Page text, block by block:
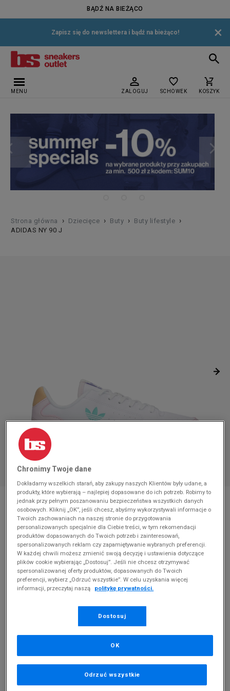
BĄDŹ NA BIEŻĄCO
Zapisz się do newslettera i bądź na bieżąco! ×
MENU ZALOGUJ SCHOWEK KOSZYK
Strona główna › Dziecięce › Buty › Buty lifestyle ›
ADIDAS NY 90 J
* Zdjęcie poglądowe
ADIDAS NY 90 J
Produkt pochodzi z końcówek aktualnych kolekcji, ubiegłych
sezonów lub z ekspozycji.Szczegóły.
zł cena rekomendowana przez producenta
109,99 zł
PRODUKT NIEDOSTĘPNY
Jeśli artykuł będzie ponownie dostępny, otrzymasz od nas
powiadomienie.
Rozmiary EU Rozmiary US
Chronimy Twoje dane
Dokładamy wszelkich starań, aby zakupy naszych Klientów były udane, a
produkty, które wybierają – najlepiej dopasowane do ich potrzeb. Robimy to
jednak przy pełnym poszanowaniu bezpieczeństwa wszystkich danych
osobowych. Kliknij „OK”, jeśli chcesz, abyśmy wykorzystywali informacje o
Twoich zachowaniach na naszej stronie do przygotowania
personalizowanych specjalnie dla Ciebie treści, w tym rekomendacji
produktów dopasowanych do Twoich potrzeb i zainteresowań,
spersonalizowanych reklam czy zapamiętywanie wybranych preferencji.
W każdej chwili możesz zmienić swoją decyzję i ustawienia dotyczące
plików cookie wybierając „Dostosuj”. Jeśli nie chcesz otrzymywać
spersonalizowanej oferty produktów, dopasowanych do Twoich
preferencji, wybierz „Odrzuć wszystkie”. W celu uzyskania więcej
informacji, przeczytaj naszą
politykę prywatności.
Dostosuj
Odrzuć wszystkie
OK